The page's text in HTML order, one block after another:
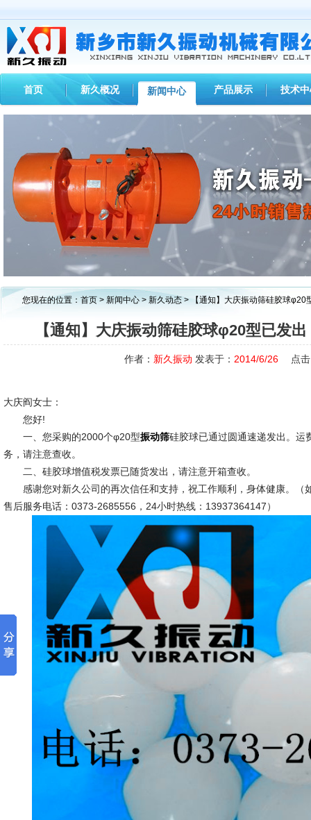
首页 新久概况 新闻中心 产品展示 技术
1 2
您现在的位置： 首页 > 新闻中心 > 新久动态 > 【通知】大庆振动筛硅胶球φ20
【通知】大庆振动筛硅胶球φ20型已发
作者： 新久振动 发表于： 2014/6/26 点击
大庆阎女士：
您好!
一、您采购的2000个φ20型振动筛硅胶球已通过圆通速递发出。运
务，请注意查收。
二、硅胶球增值税发票已随货发出，请注意开箱查收。
感谢您对新久公司的再次信任和支持，祝工作顺利，身体健康。（
售后服务电话：0373-2685556，24小时热线：13937364147）